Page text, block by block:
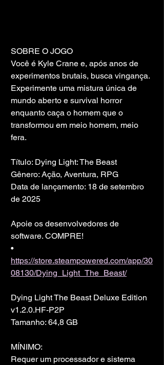
SOBRE O JOGO
Você é Kyle Crane e, após anos de
experimentos brutais, busca vingança.
Experimente uma mistura única de
mundo aberto e survival horror
enquanto caça o homem que o
transformou em meio homem, meio
fera.
Título: Dying Light: The Beast
Gênero: Ação, Aventura, RPG
Data de lançamento: 18 de setembro
de 2025
Apoie os desenvolvedores de
software. COMPRE!
•
https://store.steampowered.com/app/30
08130/Dying_Light_The_Beast/
Dying Light The Beast Deluxe Edition
v1.2.0.HF-P2P
Tamanho: 64,8 GB
MÍNIMO:
Requer um processador e sistema